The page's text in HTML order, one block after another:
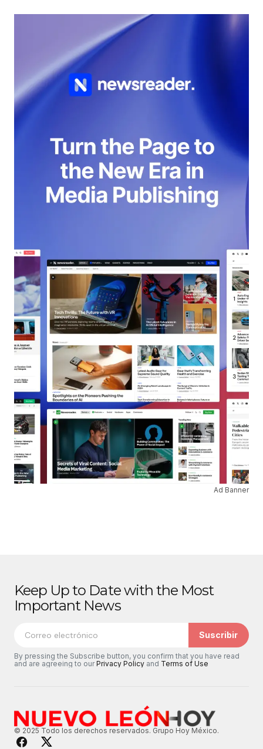
Ad Banner
Keep Up to Date with the Most
Important News
Suscribir
By pressing the Subscribe button, you confirm that you have read
and are agreeing to ourPrivacy Policy and Terms of Use
© 2025 Todo los derechos reservados. Grupo Hoy México.